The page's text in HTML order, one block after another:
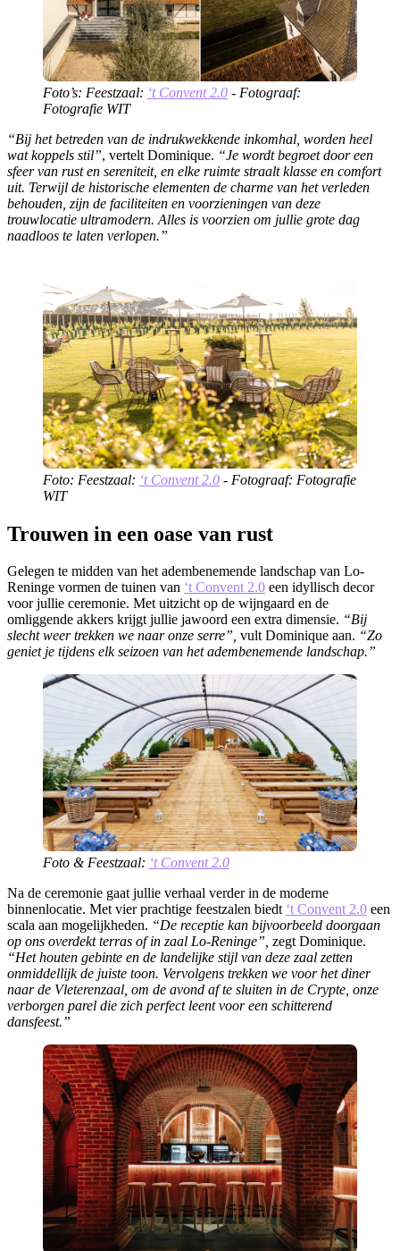
Foto’s: Feestzaal: ‘t Convent 2.0 - Fotograaf:
Fotografie WIT
“Bij het betreden van de indrukwekkende inkomhal, worden heel
wat koppels stil”, vertelt Dominique. “Je wordt begroet door een
sfeer van rust en sereniteit, en elke ruimte straalt klasse en comfort
uit. Terwijl de historische elementen de charme van het verleden
behouden, zijn de faciliteiten en voorzieningen van deze
trouwlocatie ultramodern. Alles is voorzien om jullie grote dag
naadloos te laten verlopen.”
Foto: Feestzaal: ‘t Convent 2.0 - Fotograaf: Fotografie
WIT
Trouwen in een oase van rust
Gelegen te midden van het adembenemende landschap van Lo-
Reninge vormen de tuinen van ‘t Convent 2.0 een idyllisch decor
voor jullie ceremonie. Met uitzicht op de wijngaard en de
omliggende akkers krijgt jullie jawoord een extra dimensie. “Bij
slecht weer trekken we naar onze serre”, vult Dominique aan. “Zo
geniet je tijdens elk seizoen van het adembenemende landschap.”
Foto & Feestzaal: ‘t Convent 2.0
Na de ceremonie gaat jullie verhaal verder in de moderne
binnenlocatie. Met vier prachtige feestzalen biedt ‘t Convent 2.0 een
scala aan mogelijkheden. “De receptie kan bijvoorbeeld doorgaan
op ons overdekt terras of in zaal Lo-Reninge”, zegt Dominique.
“Het houten gebinte en de landelijke stijl van deze zaal zetten
onmiddellijk de juiste toon. Vervolgens trekken we voor het diner
naar de Vleterenzaal, om de avond af te sluiten in de Crypte, onze
verborgen parel die zich perfect leent voor een schitterend
dansfeest.”